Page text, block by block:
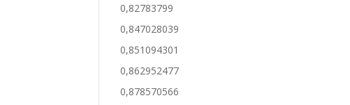
0,82783799
0,847028039
0,851094301
0,862952477
0,878570566